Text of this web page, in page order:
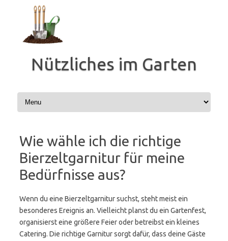
springen
Nützliches im Garten
Wie wähle ich die richtige
Bierzeltgarnitur für meine
Bedürfnisse aus?
Wenn du eine Bierzeltgarnitur suchst, steht meist ein
besonderes Ereignis an. Vielleicht planst du ein Gartenfest,
organisierst eine größere Feier oder betreibst ein kleines
Catering. Die richtige Garnitur sorgt dafür, dass deine Gäste